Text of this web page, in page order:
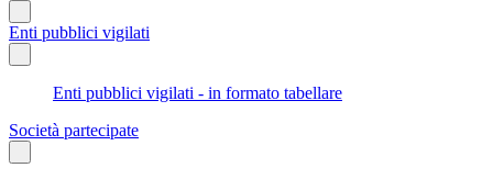
Enti pubblici vigilati
Enti pubblici vigilati - in formato tabellare
Società partecipate